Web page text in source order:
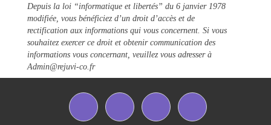
Depuis la loi “informatique et libertés” du 6 janvier 1978
modifiée, vous bénéficiez d’un droit d’accès et de
rectification aux informations qui vous concernent. Si vous
souhaitez exercer ce droit et obtenir communication des
informations vous concernant, veuillez vous adresser à
Admin@rejuvi-co.fr
Facebook Twitter YouTube